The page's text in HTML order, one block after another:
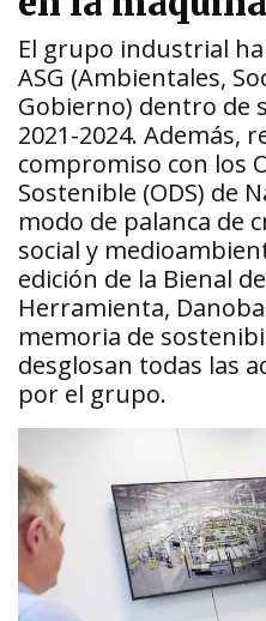
El grupo industrial
ASG (Ambientales,
Gobierno) dentro de
2021-2024. Además,
compromiso con los
Sostenible (ODS) de
modo de palanca de
social y
edición de la Bienal
Herramienta,
memoria de
desglosan todas las
por el grupo.